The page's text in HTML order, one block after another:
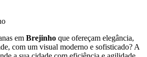
em Brejinho que ofereçam elegância,
com um visual moderno e sofisticado? A